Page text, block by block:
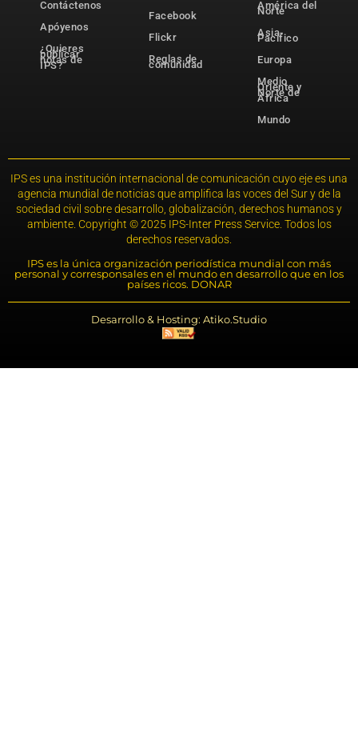
Contáctenos
Apóyenos
¿Quieres
publicar
notas de
IPS?
Facebook
Flickr
Reglas de
comunidad
América del
Norte
Asia-
Pacífico
Europa
Medio
Oriente y
Norte de
África
Mundo
IPS es una institución internacional de comunicación cuyo eje es una
agencia mundial de noticias que amplifica las voces del Sur y de la
sociedad civil sobre desarrollo, globalización, derechos humanos y
ambiente. Copyright © 2025 IPS-Inter Press Service. Todos los
derechos reservados.
IPS es la única organización periodística mundial con más
personal y corresponsales en el mundo en desarrollo que en los
países ricos. DONAR
Desarrollo & Hosting: Atiko.Studio